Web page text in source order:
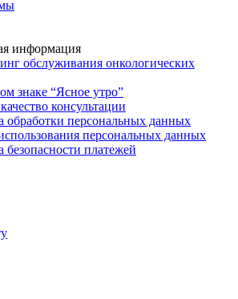
информация
обслуживания онкологических
знаке “Ясное утро”
консультации
обработки персональных данных
персональных данных
безопасности платежей